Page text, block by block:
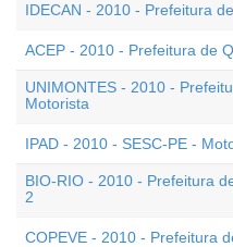
IDECAN - 2010 - Prefeitura
ACEP - 2010 - Prefeitura de
UNIMONTES - 2010 -
Motorista
IPAD - 2010 - SESC-PE -
BIO-RIO - 2010 - Prefeitura
2
COPEVE - 2010 - Prefeitura